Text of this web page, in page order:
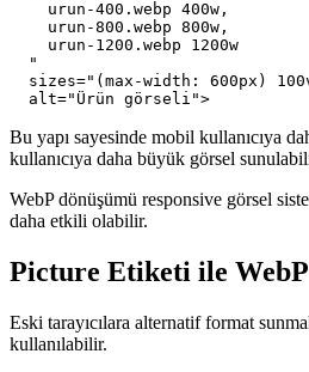
    urun-400.webp 400w,
    urun-800.webp 800w,
    urun-1200.webp 1200w
  "
sizes="(max-width: 600px)
Bu yapı sayesinde mobil kullanıcıya
kullanıcıya daha büyük görsel
WebP dönüşümü responsive görsel
daha etkili olabilir.
Picture Etiketi ile WebP
Eski tarayıcılara alternatif format
kullanılabilir.